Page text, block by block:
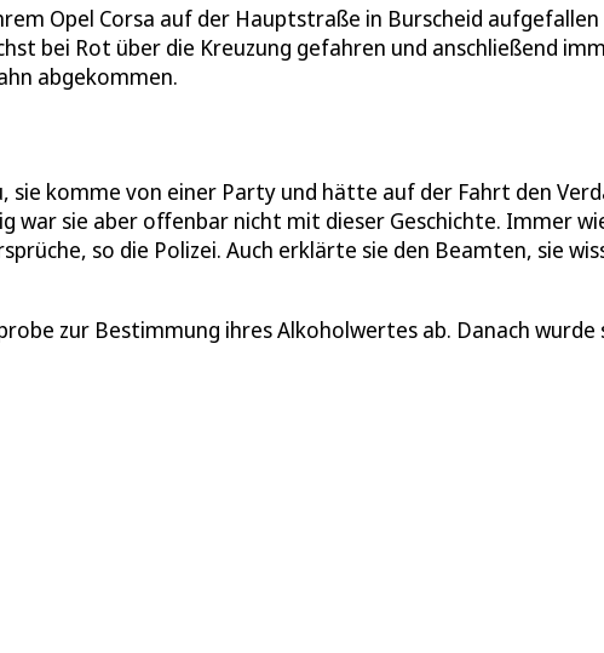
Opel Corsa auf der Hauptstraße in Burscheid aufgefallen
bei Rot über die Kreuzung gefahren und anschließend
abgekommen.
sie komme von einer Party und hätte auf der Fahrt den
war sie aber offenbar nicht mit dieser Geschichte. Immer
so die Polizei. Auch erklärte sie den Beamten, sie
zur Bestimmung ihres Alkoholwertes ab. Danach wurde